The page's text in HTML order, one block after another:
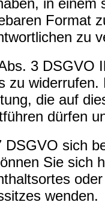
in einem
Format
zu
3 DSGVO
zu
die auf
dürfen
DSGVO sich
Sie sich
wenden.